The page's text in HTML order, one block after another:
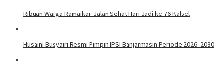
Ribuan Warga Ramaikan Jalan Sehat Hari Jadi ke-76 Kalsel
Husaini Busyairi Resmi Pimpin IPSI Banjarmasin Periode 2026–2030